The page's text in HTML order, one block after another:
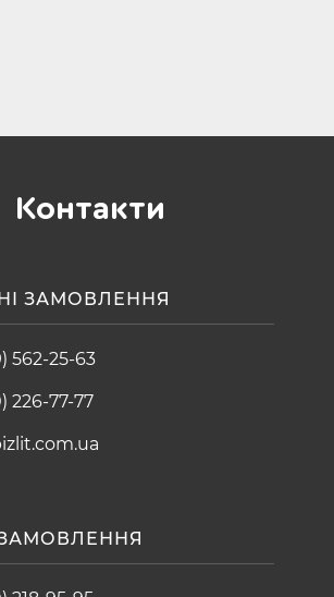
Контакти
ЗАМОВЛЕННЯ
562-25-63
226-77-77
ЗАМОВЛЕННЯ